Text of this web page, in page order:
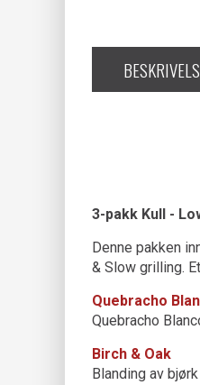
3-pakk Kull -
Denne pakken
& Slow grilling.
Quebracho
Quebracho
Birch & Oak
Blanding av